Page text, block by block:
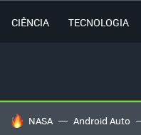
CIÊNCIA TECNOLOGIA
TENDÊNCIAS DO DIA
NASA Android Auto